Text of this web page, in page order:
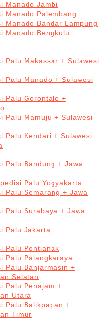
Manado Jambi
Manado Palembang
Manado Bandar Lampung
Manado Bengkulu
Palu Makassar + Sulawesi
Palu Manado + Sulawesi
Palu Gorontalo +
Palu Mamuju + Sulawesi
Palu Kendari + Sulawesi
Palu Bandung + Jawa
Palu Yogyakarta
Palu Semarang + Jawa
Palu Surabaya + Jawa
Palu Jakarta
Palu Pontianak
Palu Palangkaraya
Palu Banjarmasin +
Selatan
Palu Penajam +
Utara
Palu Balikpapan +
Timur